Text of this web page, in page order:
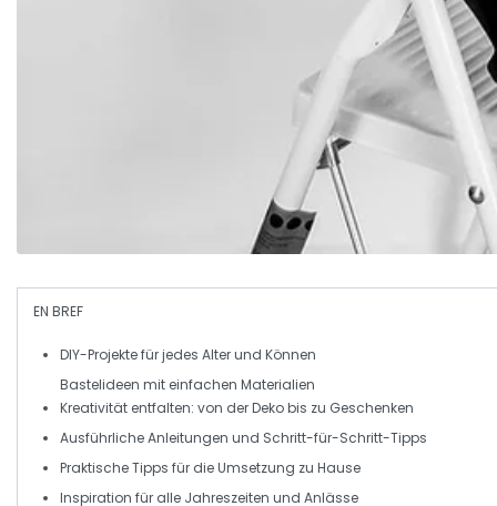
EN BREF
DIY-Projektefür jedes Alter und Können
Bastelideen mit einfachen Materialien
Kreativität entfalten: von der Deko bis zu Geschenken
AusführlicheAnleitungen und Schritt-für-Schritt-Tipps
PraktischeTipps für die Umsetzung zu Hause
Inspiration für alle Jahreszeiten und Anlässe